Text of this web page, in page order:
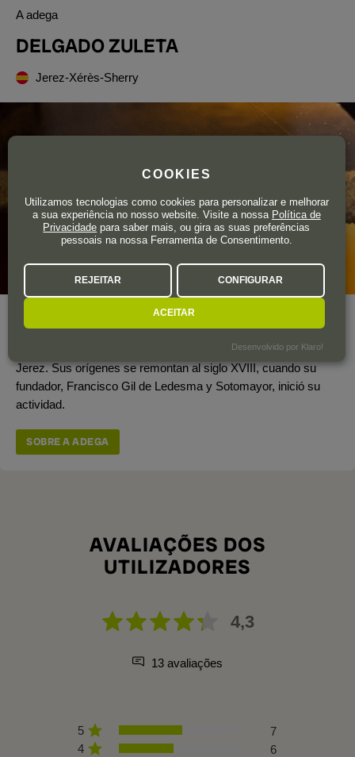
A adega
DELGADO ZULETA
Jerez-Xérès-Sherry
Se dice que esta es una de las más antiguas del Marco de
Jerez. Sus orígenes se remontan al siglo XVIII, cuando su
fundador, Francisco Gil de Ledesma y Sotomayor, inició su
actividad.
SOBRE A ADEGA
AVALIAÇÕES DOS
UTILIZADORES
4,3
13 avaliações
5
7
4
6
COOKIES
Utilizamos tecnologias como cookies para personalizar e melhorar
a sua experiência no nosso website. Visite a nossa Política de
Privacidade para saber mais, ou gira as suas preferências
pessoais na nossa Ferramenta de Consentimento.
REJEITAR CONFIGURAR
ACEITAR
Desenvolvido por Klaro!